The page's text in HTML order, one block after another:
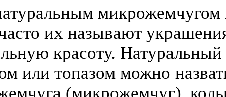
микрожемчугом
их называют
красоту.
или топазом можно